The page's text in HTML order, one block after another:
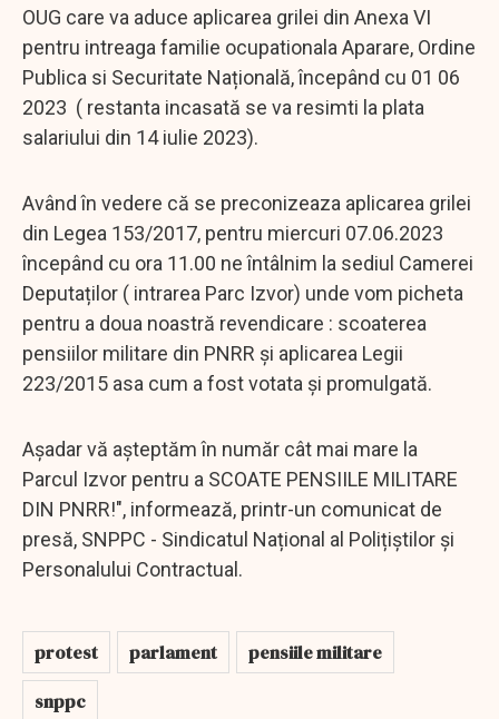
OUG care va aduce aplicarea grilei din Anexa VI
pentru intreaga familie ocupationala Aparare, Ordine
Publica si Securitate Națională, începând cu 01 06
2023 ( restanta incasată se va resimti la plata
salariului din 14 iulie 2023).
Având în vedere că se preconizeaza aplicarea grilei
din Legea 153/2017, pentru miercuri 07.06.2023
începând cu ora 11.00 ne întâlnim la sediul Camerei
Deputaților ( intrarea Parc Izvor) unde vom picheta
pentru a doua noastră revendicare : scoaterea
pensiilor militare din PNRR și aplicarea Legii
223/2015 asa cum a fost votata și promulgată.
Așadar vă așteptăm în număr cât mai mare la
Parcul Izvor pentru a SCOATE PENSIILE MILITARE
DIN PNRR!", informează, printr-un comunicat de
presă, SNPPC - Sindicatul Național al Polițiștilor și
Personalului Contractual.
protest parlament
pensiile militare
snppc